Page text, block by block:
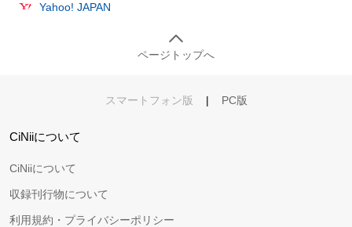
Yahoo! JAPAN
ページトップへ
スマートフォン版 | PC版
CiNiiについて
CiNiiについて
収録刊行物について
利用規約・プライバシーポリシー